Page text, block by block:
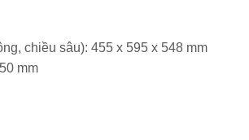
chiều sâu): 455 x 595 x 548 mm
mm